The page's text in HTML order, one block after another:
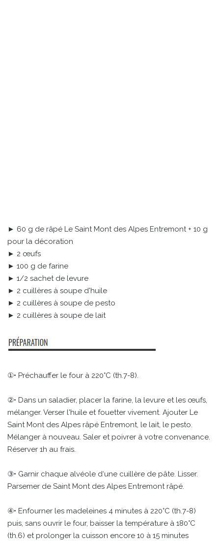
► 60 g de râpé Le Saint Mont des Alpes Entremont + 10 g
pour la décoration
► 2 œufs
► 100 g de farine
► 1/2 sachet de levure
► 2 cuillères à soupe d'huile
► 2 cuillères à soupe de pesto
► 2 cuillères à soupe de lait
①• Préchauffer le four à 220°C (th.7-8).
②• Dans un saladier, placer la farine, la levure et les œufs,
mélanger. Verser l'huile et fouetter vivement. Ajouter Le
Saint Mont des Alpes râpé Entremont, le lait, le pesto.
Mélanger à nouveau. Saler et poivrer à votre convenance.
Réserver 1h au frais.
③• Garnir chaque alvéole d‘une cuillère de pâte. Lisser.
Parsemer de Saint Mont des Alpes Entremont râpé.
④• Enfourner les madeleines 4 minutes à 220°C (th.7-8)
puis, sans ouvrir le four, baisser la température à 180°C
(th.6) et prolonger la cuisson encore 10 à 15 minutes